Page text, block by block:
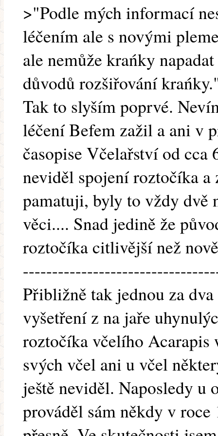
>"Podle mých informací
léčením ale s novými
ale nemůže krańky
důvodů rozšiřování
Tak to slyším poprvé.
léčení Befem zažil a ani v
časopise Včelařství od
neviděl spojení roztočíka a
pamatuji, byly to vždy dvě
věci.... Snad jedině že
roztočíka citlivější než
Přibližně tak jednou za
vyšetření z na jaře
roztočíka včelího
svých včel ani u včel
ještě neviděl. Naposledy u
prováděl sám někdy v